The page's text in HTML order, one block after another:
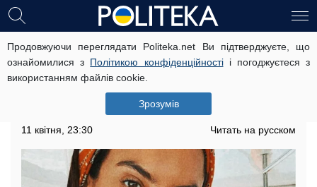
Продовжуючи переглядати Politeka.net Ви підтверджуєте, що
ознайомилися з Політикою конфіденційностіі погоджуєтеся з
використанням файлів cookie.
Зрозумів
Екс-ангел Victoria's Secret змусила
насолоджуватися кожним вигином
в міні-бікіні: "Найсолодша"
Красуня виглядає бездоганно
11 квітня, 23:30 Читать на русском